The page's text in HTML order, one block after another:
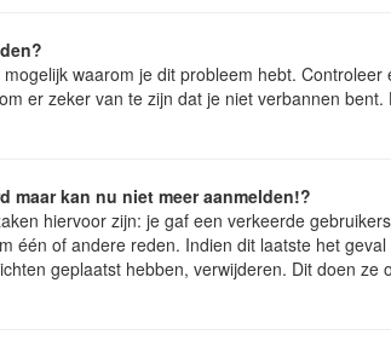
waarom je dit probleem hebt.
er zeker van te zijn dat je niet verbannen
maar kan nu niet meer aanmelden!?
hiervoor zijn: je gaf een verkeerde
één of andere reden. Indien dit laatste het
geplaatst hebben, verwijderen. Dit doen